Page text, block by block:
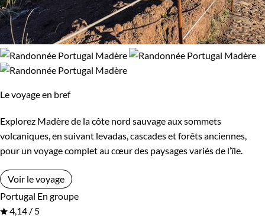
pins et de cyprès ou dans les collines. Les plages de sable
blanc permettent une pause baignade bien méritée.
Une randonnée à Madère, c’est une explosion de couleurs, un
voyage extraordinaire au pays de la randonnée, tout proche
brochette de viande au gros sel), souvent accompagné de
vins portugais.
Guide de voyage Madère
Âge des enfants
Les 6/9 ans Les 10/13 ans
Les 14/16 ans
Itinérance
Itinérant
Le voyage en bref
Explorez Madère de la côte nord sauvage aux sommets
volcaniques, en suivant levadas, cascades et forêts anciennes,
pour un voyage complet au cœur des paysages variés de l’île.
Voir le voyage
Portugal En groupe
4,14 / 5